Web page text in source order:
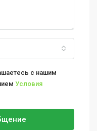
с нашим
Условия